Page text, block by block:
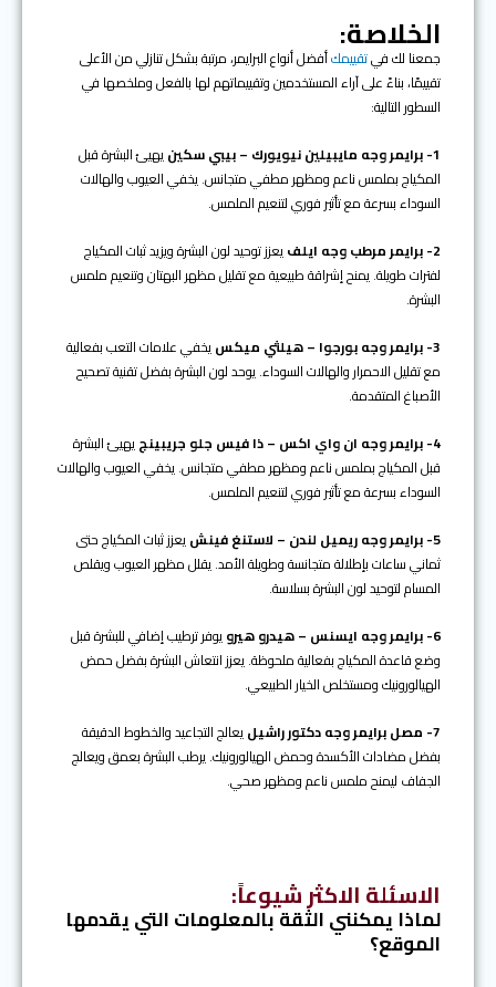
الخلاصة:
جمعنا لك فيتقييمكأفضل أنواع البرايمر، مرتبة بشكل تنازلي من الأعلى
تقييمًا، بناءً على آراء المستخدمين وتقييماتهم لها بالفعل وملخصها في
السطور التالية:
1- برايمر وجه مايبيلين نيويورك – بيبي سكين
يهيئ البشرة قبل
المكياج بملمس ناعم ومظهر مطفي متجانس. يخفي العيوب والهالات
السوداء بسرعة مع تأثير فوري لتنعيم الملمس.
2- برايمر مرطب وجه ايلف
يعزز توحيد لون البشرة ويزيد ثبات المكياج
لفترات طويلة. يمنح إشراقة طبيعية مع تقليل مظهر البهتان وتنعيم ملمس
البشرة.
3- برايمر وجه بورجوا – هيلثي ميكس
يخفي علامات التعب بفعالية
مع تقليل الاحمرار والهالات السوداء. يوحد لون البشرة بفضل تقنية تصحيح
الأصباغ المتقدمة.
4- برايمر وجه ان واي اكس – ذا فيس جلو جريبينج
يهيئ البشرة
قبل المكياج بملمس ناعم ومظهر مطفي متجانس. يخفي العيوب والهالات
السوداء بسرعة مع تأثير فوري لتنعيم الملمس.
5- برايمر وجه ريميل لندن – لاستنغ فينش
يعزز ثبات المكياج حتى
ثماني ساعات بإطلالة متجانسة وطويلة الأمد. يقلل مظهر العيوب ويقلص
المسام لتوحيد لون البشرة بسلاسة.
6- برايمر وجه ايسنس – هيدرو هيرو
يوفر ترطيب إضافي للبشرة قبل
وضع قاعدة المكياج بفعالية ملحوظة. يعزز انتعاش البشرة بفضل حمض
الهيالورونيك ومستخلص الخيار الطبيعي.
7- مصل برايمر وجه دكتور راشيل
يعالج التجاعيد والخطوط الدقيقة
بفضل مضادات الأكسدة وحمض الهيالورونيك. يرطب البشرة بعمق ويعالج
الجفاف ليمنح ملمس ناعم ومظهر صحي.
الاسئلة الاكثر شيوعاً:
لماذا يمكنني الثقة بالمعلومات التي يقدمها
الموقع؟